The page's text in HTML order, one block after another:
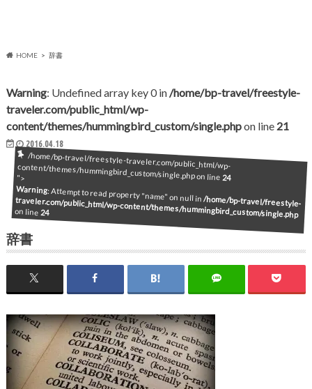
HOME 辞書
Warning: Undefined array key 0 in/home/bp-travel/freestyle-
traveler.com/public_html/wp-
content/themes/hummingbird_custom/single.phpon line 21
2016.04.18
/home/bp-travel/freestyle-traveler.com/public_html/wp-content/themes/hummingbird_custom/single.php on line24
">
Warning: Attempt to read property "name" on null in/home/bp-travel/freestyle-
traveler.com/public_html/wp-content/themes/hummingbird_custom/single.php
on line 24
辞書